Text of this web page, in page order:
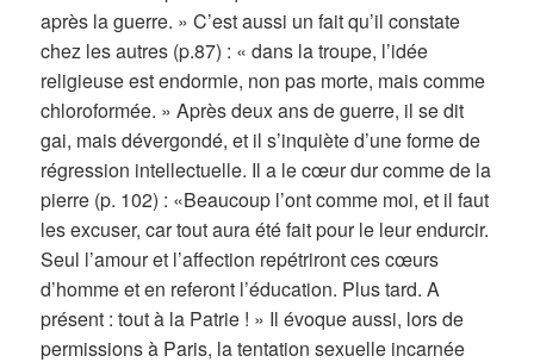
après la guerre. » C’est aussi un fait qu’il constate
chez les autres (p.87) : « dans la troupe, l’idée
religieuse est endormie, non pas morte, mais comme
chloroformée. » Après deux ans de guerre, il se dit
gai, mais dévergondé, et il s’inquiète d’une forme de
régression intellectuelle. Il a le cœur dur comme de la
pierre (p. 102) : «Beaucoup l’ont comme moi, et il faut
les excuser, car tout aura été fait pour le leur endurcir.
Seul l’amour et l’affection repétriront ces cœurs
d’homme et en referont l’éducation. Plus tard. A
présent : tout à la Patrie ! » Il évoque aussi, lors de
permissions à Paris, la tentation sexuelle incarnée